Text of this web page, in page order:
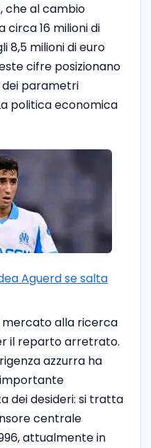
che al cambio
circa 16 milioni di
8,5 milioni di euro
cifre posizionano
dei parametri
politica economica
Aguerd se salta
mercato alla ricerca
il reparto arretrato.
azzurra ha
dei desideri: si tratta
centrale
attualmente in